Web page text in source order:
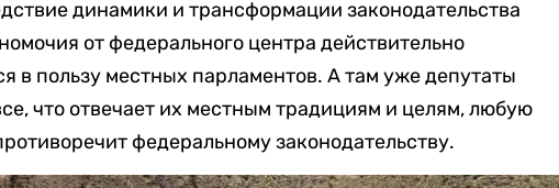
динамики и трансформации законодательства
от федерального центра действительно
в пользу местных парламентов. А там уже депутаты
что отвечает их местным традициям и целям, любую
федеральному законодательству.